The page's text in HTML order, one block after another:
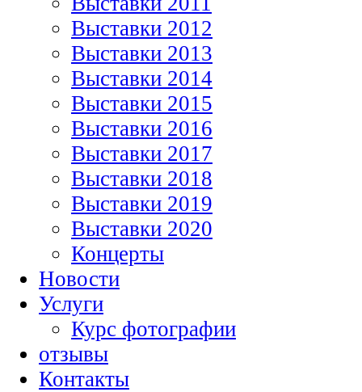
Выставки 2012
Выставки 2013
Выставки 2014
Выставки 2015
Выставки 2016
Выставки 2017
Выставки 2018
Выставки 2019
Выставки 2020
Концерты
Новости
Услуги
Курс фотографии
отзывы
Контакты